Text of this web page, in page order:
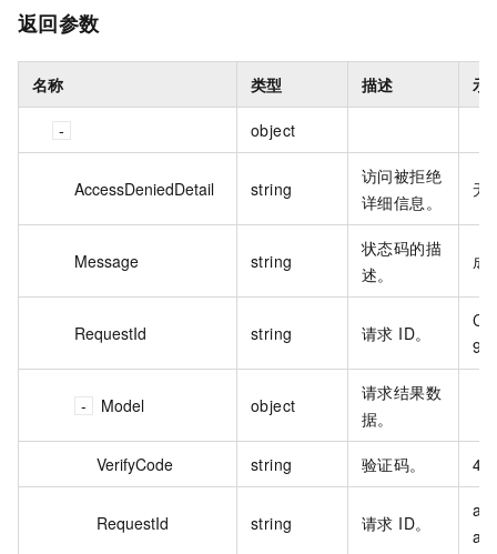
返回参数
名称 类型 描述 示
object
AccessDeniedDetail string
访问被拒绝
详细信息。
无
Message string
状态码的描
述。
成
RequestId string 请求 ID。
Model object
请求结果数
据。
VerifyCode string 验证码。
RequestId string 请求 ID。